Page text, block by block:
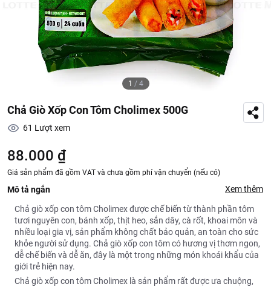
1 / 4
Chả Giò Xốp Con Tôm Cholimex 500G
61 Lượt xem
88.000 ₫
Giá sản phẩm đã gồm VAT và chưa gồm phí vận chuyển (nếu có)
Mô tả ngắn Xem thêm
Chả giò xốp con tôm Cholimex được chế biến từ thành phần tôm
tươi nguyên con, bánh xốp, thịt heo, sắn dây, cà rốt, khoai môn và
nhiều loại gia vị, sản phẩm không chất bảo quản, an toàn cho sức
khỏe người sử dụng. Chả giò xốp con tôm có hương vị thơm ngon,
dễ chế biến và dễ ăn, đây là một trong những món khoái khẩu của
giới trẻ hiện nay.
Chả giò xốp con tôm Cholimex là sản phẩm rất được ưa chuộng,